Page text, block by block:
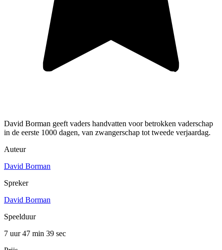
David Borman geeft vaders handvatten voor betrokken vaderschap
in de eerste 1000 dagen, van zwangerschap tot tweede verjaardag.
Auteur
David Borman
Spreker
David Borman
Speelduur
7 uur 47 min 39 sec